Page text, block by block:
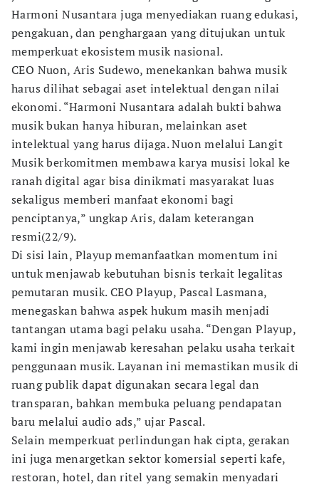
Harmoni Nusantara juga menyediakan ruang edukasi,
pengakuan, dan penghargaan yang ditujukan untuk
memperkuat ekosistem musik nasional.
CEO Nuon, Aris Sudewo, menekankan bahwa musik
harus dilihat sebagai aset intelektual dengan nilai
ekonomi. “Harmoni Nusantara adalah bukti bahwa
musik bukan hanya hiburan, melainkan aset
intelektual yang harus dijaga. Nuon melalui Langit
Musik berkomitmen membawa karya musisi lokal ke
ranah digital agar bisa dinikmati masyarakat luas
sekaligus memberi manfaat ekonomi bagi
penciptanya,” ungkap Aris, dalam keterangan
resmi(22/9).
Di sisi lain, Playup memanfaatkan momentum ini
untuk menjawab kebutuhan bisnis terkait legalitas
pemutaran musik. CEO Playup, Pascal Lasmana,
menegaskan bahwa aspek hukum masih menjadi
tantangan utama bagi pelaku usaha. “Dengan Playup,
kami ingin menjawab keresahan pelaku usaha terkait
penggunaan musik. Layanan ini memastikan musik di
ruang publik dapat digunakan secara legal dan
transparan, bahkan membuka peluang pendapatan
baru melalui audio ads,” ujar Pascal.
Selain memperkuat perlindungan hak cipta, gerakan
ini juga menargetkan sektor komersial seperti kafe,
restoran, hotel, dan ritel yang semakin menyadari